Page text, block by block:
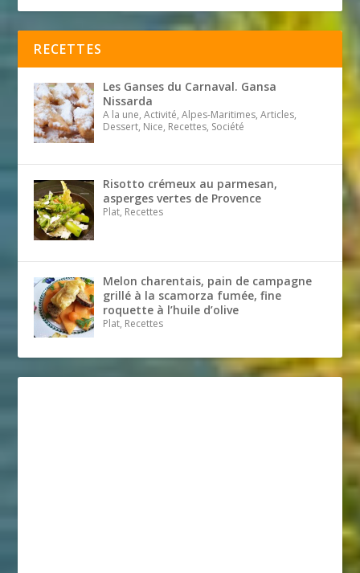
RECETTES
Les Ganses du Carnaval. Gansa
Nissarda
A la une, Activité, Alpes-Maritimes, Articles,
Dessert, Nice, Recettes, Société
Risotto crémeux au parmesan,
asperges vertes de Provence
Plat, Recettes
Melon charentais, pain de campagne
grillé à la scamorza fumée, fine
roquette à l’huile d’olive
Plat, Recettes